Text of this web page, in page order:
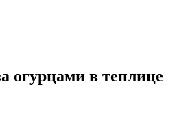
огурцами в теплице